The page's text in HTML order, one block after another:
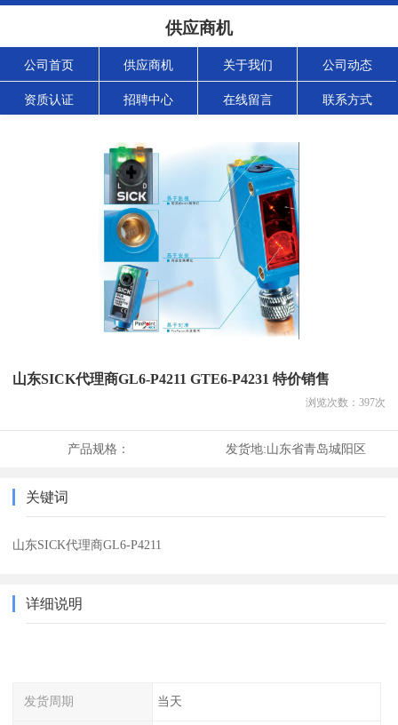
供应商机
公司首页 供应商机 关于我们 公司动态
资质认证 招聘中心 在线留言 联系方式
山东SICK代理商GL6-P4211 GTE6-P4231 特价销售
浏览次数： 397次
产品规格： 发货地:山东省青岛城阳区
关键词
山东SICK代理商GL6-P4211
详细说明
发货周期 当天